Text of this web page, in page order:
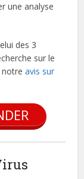
une analyse
des 3
sur le
notreavis sur